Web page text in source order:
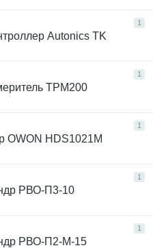
1
Autonics TK
1
ТРМ200
1
OWON HDS1021M
1
РВО-П3-10
1
РВО-П2-М-15